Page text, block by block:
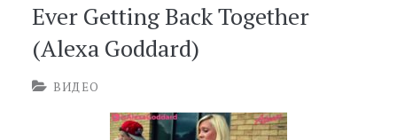
Ever Getting Back Together
(Alexa Goddard)
ВИДЕО